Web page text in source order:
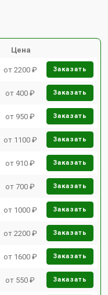
Цена
от 2200 ₽ Заказать
от 400 ₽ Заказать
от 950 ₽ Заказать
от 1100 ₽ Заказать
от 910 ₽ Заказать
от 700 ₽ Заказать
от 1000 ₽ Заказать
от 2200 ₽ Заказать
от 1600 ₽ Заказать
от 550 ₽ Заказать